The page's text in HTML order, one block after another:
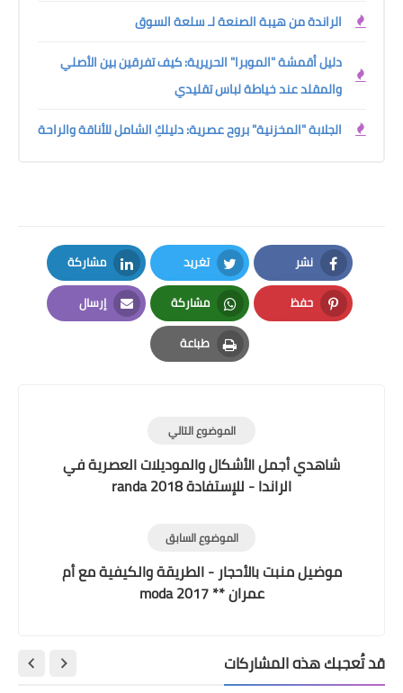
الراندة من هيبة الصنعة لـ سلعة السوق
دليل أقمشة "الموبرا" الحريرية: كيف تفرقين بين الأصلي
والمقلد عند خياطة لباس تقليدي
الجلابة "المخزنية" بروح عصرية: دليلكِ الشامل للأناقة والراحة
نشر
Facebook
تغريد
Twitter
مشاركة
LinkedIn
حفظ
Pinterest
مشاركة
Whatsapp
إرسال
Email
طباعة
Print
الموضوع التالي
شاهدي أجمل الأشكال والموديلات العصرية في
الراندا - للإستفادة randa 2018
الموضوع السابق
موضيل منبت بالأحجار - الطريقة والكيفية مع أم
عمران ** moda 2017
قد تُعجبك هذه المشاركات